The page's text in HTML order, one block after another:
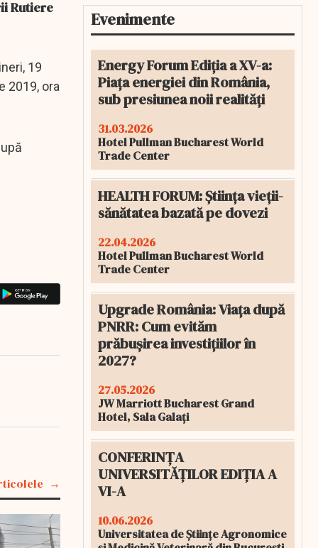
Rutiere
19
2019, ora
Evenimente
Energy Forum Ediția a XV-a:
Piața energiei din România,
sub presiunea noii realități
31.03.2026
Hotel Pullman Bucharest World
Trade Center
HEALTH FORUM: Știința vieții-
sănătatea bazată pe dovezi
22.04.2026
Hotel Pullman Bucharest World
Trade Center
Upgrade România: Viața după
PNRR: Cum evităm
prăbușirea investițiilor în
2027?
27.05.2026
JW Marriott Bucharest Grand
Hotel, Sala Galați
CONFERINȚA
UNIVERSITĂȚILOR EDIȚIA A
VI-A
10.06.2026
Universitatea de Științe Agronomice